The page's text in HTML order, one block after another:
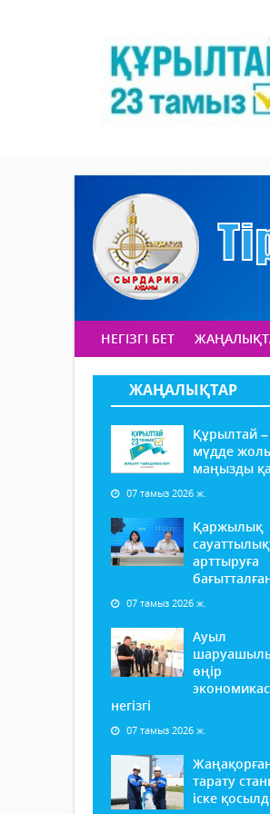
НЕГІЗГІ БЕТ
ЖАҢАЛЫҚТАР
Құрылтай
мүдде
маңызды
07 тамыз 2026 ж.
Қаржылық
арттыруға
07 тамыз 2026 ж.
Ауыл
өңір
негізгі
07 тамыз 2026 ж.
тарату
іске